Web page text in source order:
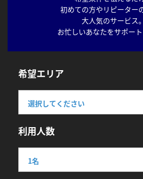
初めての方やリピーター
大人気のサービス。
お忙しいあなたをサポート
希望エリア
利用人数